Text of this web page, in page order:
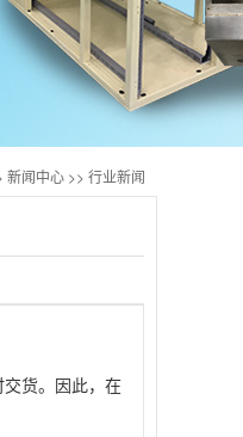
新闻中心 >> 行业新闻
货。因此，在